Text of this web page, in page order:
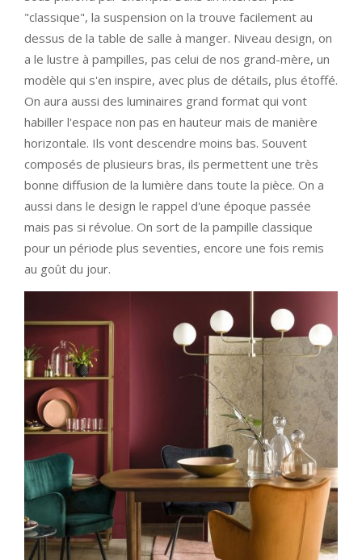
"classique", la suspension on la trouve facilement au
dessus de la table de salle à manger. Niveau design, on
a le lustre à pampilles, pas celui de nos grand-mère, un
modèle qui s'en inspire, avec plus de détails, plus étoffé.
On aura aussi des luminaires grand format qui vont
habiller l'espace non pas en hauteur mais de manière
horizontale. Ils vont descendre moins bas. Souvent
composés de plusieurs bras, ils permettent une très
bonne diffusion de la lumière dans toute la pièce. On a
aussi dans le design le rappel d'une époque passée
mais pas si révolue. On sort de la pampille classique
pour un période plus seventies, encore une fois remis
au goût du jour.